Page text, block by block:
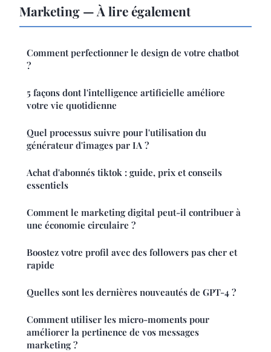
Marketing — À lire également
Comment perfectionner le design de votre chatbot
?
5 façons dont l'intelligence artificielle améliore
votre vie quotidienne
Quel processus suivre pour l'utilisation du
générateur d'images par IA ?
Achat d'abonnés tiktok : guide, prix et conseils
essentiels
Comment le marketing digital peut-il contribuer à
une économie circulaire ?
Boostez votre profil avec des followers pas cher et
rapide
Quelles sont les dernières nouveautés de GPT-4 ?
Comment utiliser les micro-moments pour
améliorer la pertinence de vos messages
marketing ?